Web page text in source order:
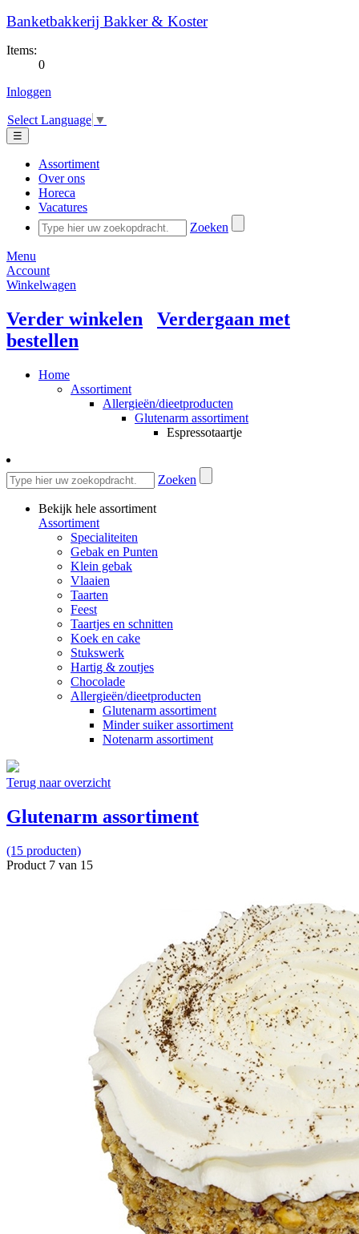
Banketbakkerij Bakker & Koster
Items:
0
Inloggen
Select Language ▼
☰
Assortiment
Over ons
Horeca
Vacatures
Zoeken
Menu
Account
Winkelwagen
Verder winkelen
Verdergaan met
bestellen
Home
Assortiment
Allergieën/dieetproducten
Glutenarm assortiment
Espressotaartje
Zoeken
Bekijk hele assortiment
Assortiment
Specialiteiten
Gebak en Punten
Klein gebak
Vlaaien
Taarten
Feest
Taartjes en schnitten
Koek en cake
Stukswerk
Hartig & zoutjes
Chocolade
Allergieën/dieetproducten
Glutenarm assortiment
Minder suiker assortiment
Notenarm assortiment
Terug naar overzicht
Glutenarm assortiment
(15 producten)
Product 7 van 15